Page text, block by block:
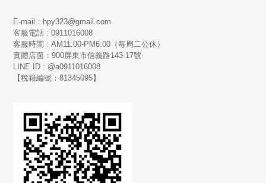
E-mail：hpy323@gmail.com
客服電話 : 0911016008
客服時間 : AM11:00-PM6:00（每周二公休）
實體店面：900屏東市信義路143-17號
LINE ID : @a0911016008
【稅籍編號：81345095】